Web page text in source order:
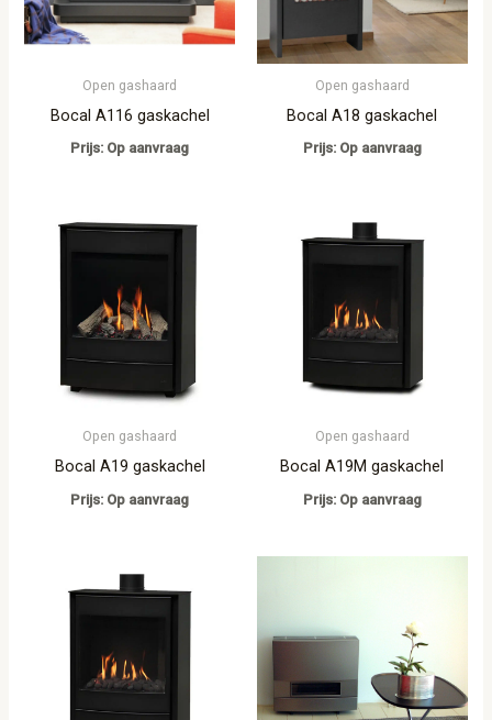
Open gashaard
Bocal A116 gaskachel
Prijs: Op aanvraag
Open gashaard
Bocal A18 gaskachel
Prijs: Op aanvraag
Open gashaard
Bocal A19 gaskachel
Prijs: Op aanvraag
Open gashaard
Bocal A19M gaskachel
Prijs: Op aanvraag